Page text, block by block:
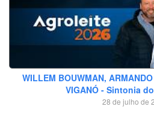
Inscreva-se
Política de Privacidade
WILLEM BOUWMAN,
VIGANÓ - Sintonia
28 de julho de